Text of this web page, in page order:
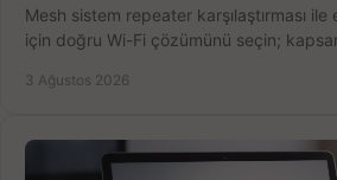
Mesh sistem repeater karşılaştırması
için doğru Wi-Fi çözümünü seçin;
3 Ağustos 2026